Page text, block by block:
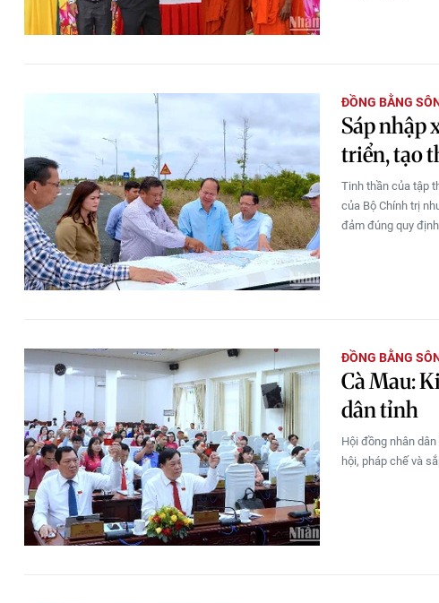
ĐỒNG BẰNG
Sáp nhập
triển, tạo
Tinh thần của tập
của Bộ Chính trị
đảm đúng quy
ĐỒNG BẰNG
Cà Mau:
dân tỉnh
Hội đồng nhân
hội, pháp chế và